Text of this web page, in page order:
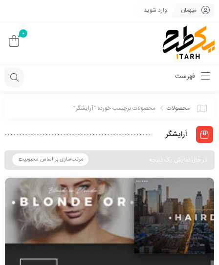
میهمان وارد شوید
0
فهرست
محصولات محصولات برچسب خورده “آرایشگر”
آرایشگر
در حال نمایش یک نتیجه